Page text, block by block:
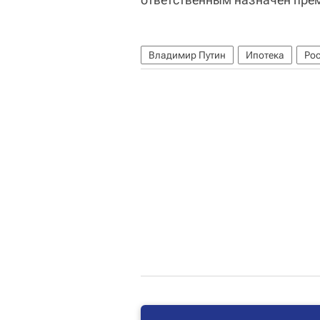
Владимир Путин Ипотека